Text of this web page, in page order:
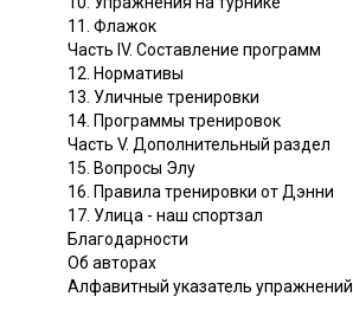
11. Флажок
Часть IV. Составление программ
12. Нормативы
13. Уличные тренировки
14. Программы тренировок
Часть V. Дополнительный раздел
15. Вопросы Элу
16. Правила тренировки от Дэнни
17. Улица - наш спортзал
Благодарности
Об авторах
Алфавитный указатель упражнений